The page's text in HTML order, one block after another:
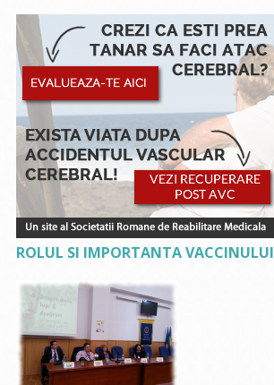
ROLUL SI IMPORTANTA VACCINULUI